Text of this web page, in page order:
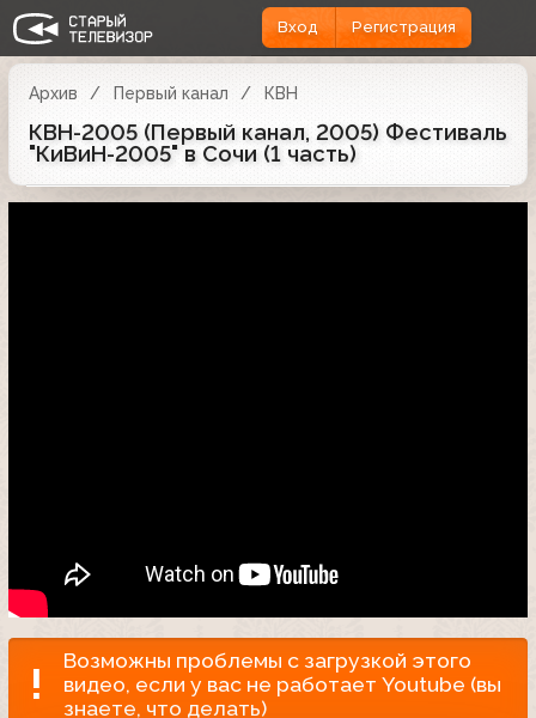
Вход Регистрация
Архив Первый канал КВН
КВН-2005 (Первый канал, 2005) Фестиваль
"КиВиН-2005" в Сочи (1 часть)
Возможны проблемы с загрузкой этого
видео, если у вас не работает Youtube (вы
знаете, что делать)